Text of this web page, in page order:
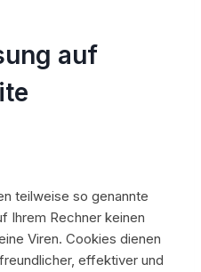
auf
teilweise so genannte
Ihrem Rechner keinen
Viren. Cookies dienen
effektiver und